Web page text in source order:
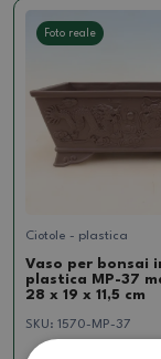
Foto reale
Ciotole - plastica
Vaso per bonsai
plastica MP-37
28 x 19 x 11,5 cm
SKU: 1570-MP-37